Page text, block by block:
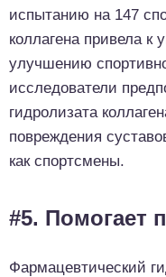
испытанию на 147
коллагена привела
улучшению
исследователи
гидролизата
повреждения
как спортсмены.
#5. Помогает
Фармацевтический